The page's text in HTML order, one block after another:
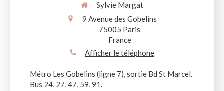
Sylvie Margat
9 Avenue des Gobelins
75005 Paris
France
Afficher le téléphone
Métro Les Gobelins (ligne 7), sortie Bd St Marcel.
Bus 24, 27, 47, 59, 91.